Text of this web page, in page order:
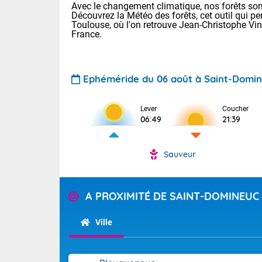
Pour la
Tendance
Avec le changement climatique, nos forêts
Découvrez la Météo des forêts, cet outil qui
Toulouse, où l'on retrouve Jean-Christophe
France.
Ephéméride du 06 août à Saint-
Lever
06:49
Coucher
21:39
Sauveur
A PROXIMITÉ DE SAINT-DOMINEUC
Ville
Voici les
Lyon : 33
25 Nancy :
(84). Sur le
Sur les